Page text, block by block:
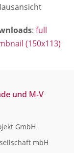
:full
(150x113)
und M-V
GmbH
mbH